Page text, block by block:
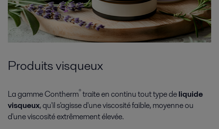
Produits visqueux
La gamme Contherm®traite en continu tout type deliquide
visqueux, qu'il s'agisse d'une viscosité faible, moyenne ou
d'une viscosité extrêmement élevée.